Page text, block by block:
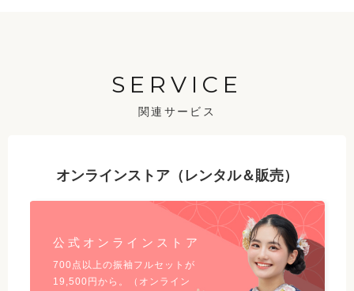
SERVICE
関連サービス
オンラインストア（レンタル＆販売）
公式オンラインストア
700点以上の振袖フルセットが
19,500 円から。（オンライン